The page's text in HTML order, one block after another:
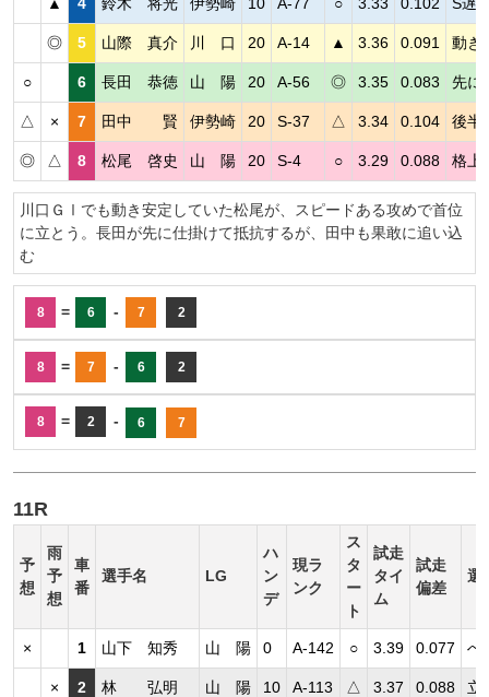
◎ 5 山際 真介 川 口 20 A-14 ▲ 3.36 0.091 動き
○ 6 長田 恭徳 山 陽 20 A-56 ◎ 3.35 0.083 先に
△ × 7 田中 賢 伊勢崎 20 S-37 △ 3.34 0.104 後半
◎ △ 8 松尾 啓史 山 陽 20 S-4 ○ 3.29 0.088 格上
川口ＧⅠでも動き安定していた松尾が、スピードある攻めで首位
に立とう。長田が先に仕掛けて抵抗するが、田中も果敢に追い込
む
8 = 6 - 7 2
8 = 7 - 6 2
8 = 2 - 6 7
11R
予
想
雨
予
想
車
番
選手名 LG
ハ
ン
デ
現ラ
ンク
ス
タ
ー
ト
試走
タイ
ム
試走
偏差
選
× 1 山下 知秀 山 陽 0 A-142 ○ 3.39 0.077 ぺ
× 2 林 弘明 山 陽 10 A-113 △ 3.37 0.088 立